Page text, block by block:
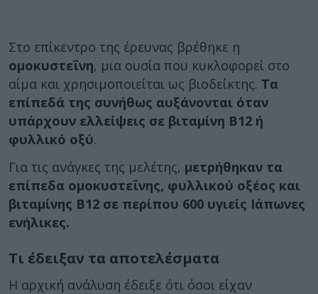
Στο επίκεντρο της έρευνας βρέθηκε η
ομοκυστεΐνη, μια ουσία που κυκλοφορεί στο
αίμα και χρησιμοποιείται ως βιοδείκτης. Τα
επίπεδά της συνήθως αυξάνονται όταν
υπάρχουν ελλείψεις σε βιταμίνη Β12 ή
φυλλικό οξύ.
Για τις ανάγκες της μελέτης, μετρήθηκαν τα
επίπεδα ομοκυστεΐνης, φυλλικού οξέος και
βιταμίνης Β12 σε περίπου 600 υγιείς Ιάπωνες
ενήλικες.
Τι έδειξαν τα αποτελέσματα
Η αρχική ανάλυση έδειξε ότι όσοι είχαν